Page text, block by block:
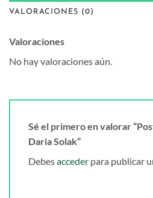
VALORACIONES (0)
Valoraciones
No hay valoraciones aún.
Sé el primero en valorar
Daria Solak”
Debesacceder para publicar